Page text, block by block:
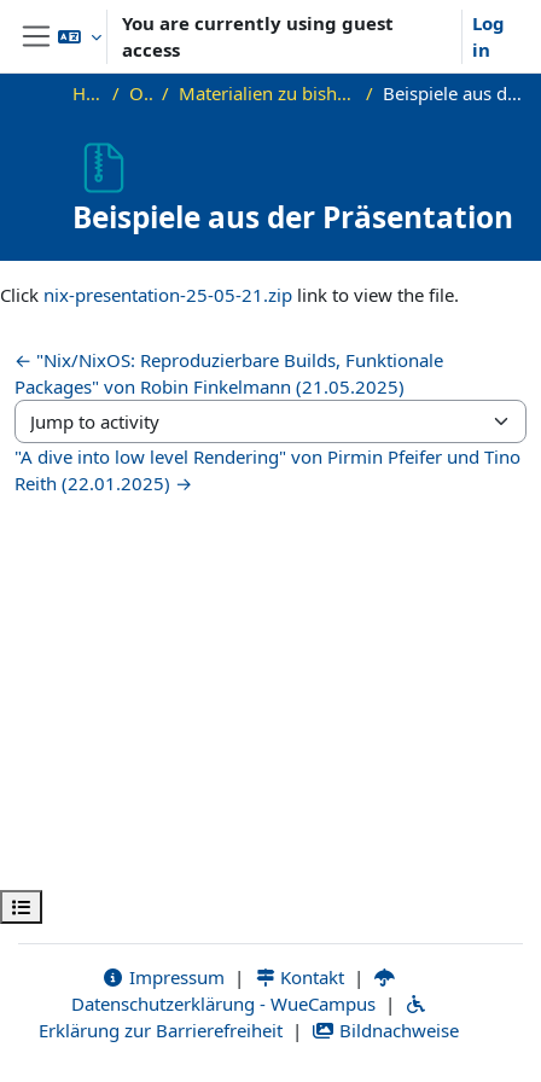
Skip to main content
Side panel
You are currently using guest
access
Log
in
Open course index
Home OKInf Materialien zu bisherigen Vorträgen Beispiele aus der Präsentation
Beispiele aus der Präsentation
Click nix-presentation-25-05-21.zip link to view the file.
← "Nix/NixOS: Reproduzierbare Builds, Funktionale
Packages" von Robin Finkelmann (21.05.2025)
Jump to activity
"A dive into low level Rendering" von Pirmin Pfeifer und Tino
Reith (22.01.2025) →
Impressum | Kontakt |
Datenschutzerklärung - WueCampus |
Erklärung zur Barrierefreiheit | Bildnachweise